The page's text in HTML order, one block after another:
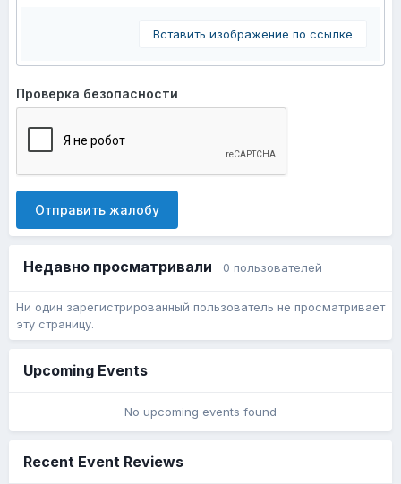
Вставить изображение по ссылке
Проверка безопасности
Отправить жалобу
Недавно просматривали 0 пользователей
Ни один зарегистрированный пользователь не просматривает
эту страницу.
Upcoming Events
No upcoming events found
Recent Event Reviews